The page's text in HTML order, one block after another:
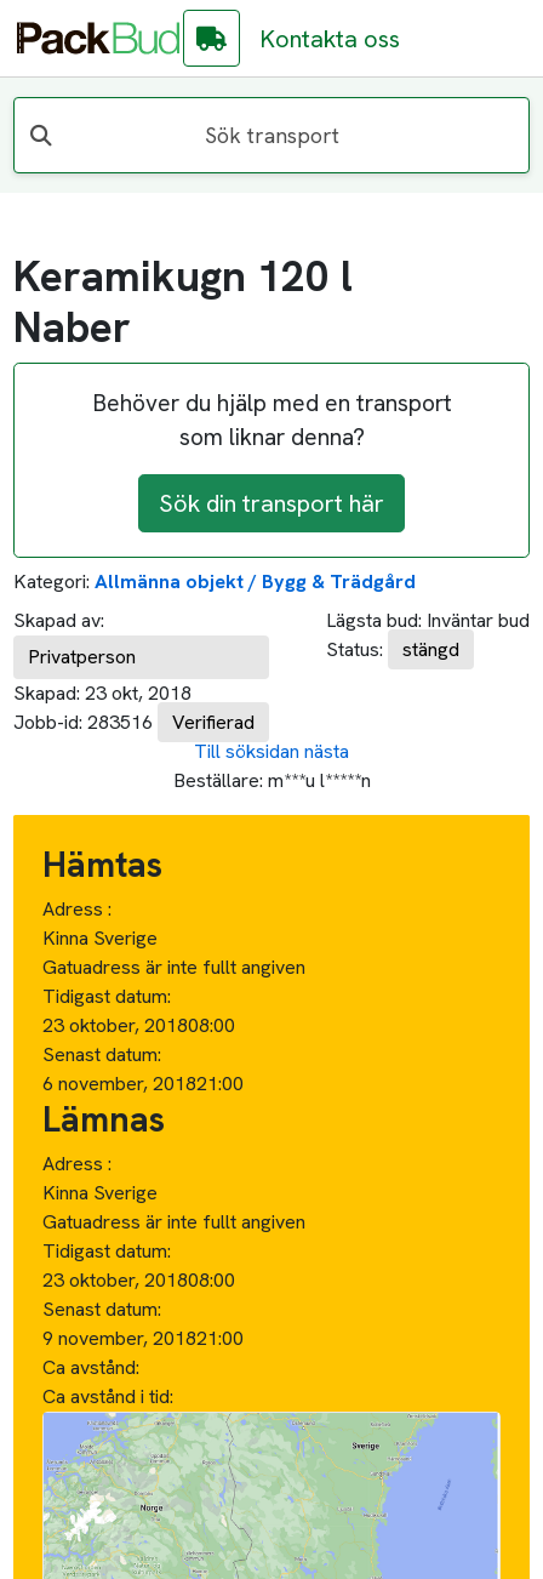
Kontakta oss
Sök transport
Keramikugn 120 l
Naber
Behöver du hjälp med en transport
som liknar denna?
Sök din transport här
Kategori: Allmänna objekt / Bygg & Trädgård
Skapad av:
Privatperson
Skapad: 23 okt, 2018
Jobb-id: 283516 Verifierad
Lägsta bud: Inväntar bud
Status:
stängd
Till söksidan nästa
Beställare: m***u l*****n
Hämtas
Adress :
Kinna Sverige
Gatuadress är inte fullt angiven
Tidigast datum:
23 oktober, 201808:00
Senast datum:
6 november, 201821:00
Lämnas
Adress :
Kinna Sverige
Gatuadress är inte fullt angiven
Tidigast datum:
23 oktober, 201808:00
Senast datum:
9 november, 201821:00
Ca avstånd:
Ca avstånd i tid: